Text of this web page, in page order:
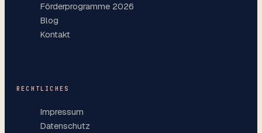
Förderprogramme 2026
Blog
Kontakt
RECHTLICHES
Impressum
Datenschutz